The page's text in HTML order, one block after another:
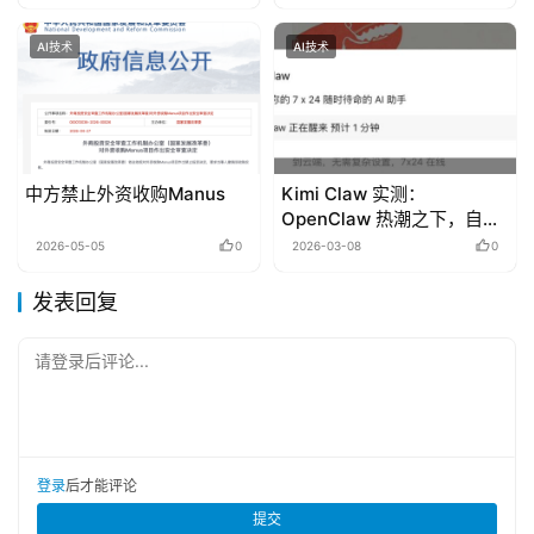
AI技术
中方禁止外资收购Manus
2026-05-05 0
AI技术
Kimi Claw 实测：
OpenClaw 热潮之下，自动
化 AI 仍是半成品
2026-03-08 0
发表回复
请登录后评论...
登录后才能评论
提交